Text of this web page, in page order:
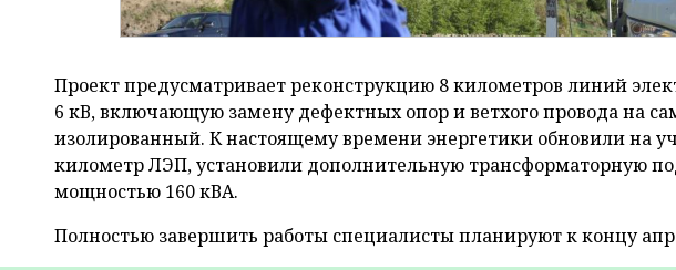
Проект предусматривает реконструкцию 8 километров линий
6 кВ, включающую замену дефектных опор и ветхого провода на
изолированный. К настоящему времени энергетики обновили на
километр ЛЭП, установили дополнительную трансформаторную
мощностью 160 кВА.
Полностью завершить работы специалисты планируют к концу